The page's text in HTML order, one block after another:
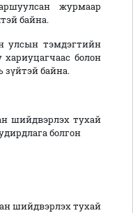
журмаар
байна.
улсын тэмдэгтийн
болон
зүйтэй байна.
шийдвэрлэх тухай
болгон
шийдвэрлэх тухай